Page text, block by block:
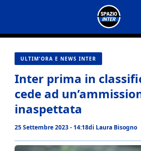
contenuto
ULTIM'ORA E NEWS INTER
Inter prima in
cede ad
inaspettata
25 Settembre 2023 - 14:18di Laura Bisogno